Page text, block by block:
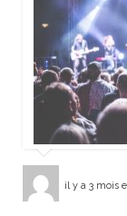
il y a 3 mois